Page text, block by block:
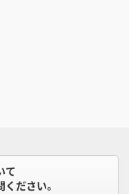
て
ださい。